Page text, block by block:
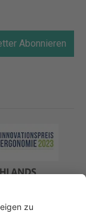
Abonnieren